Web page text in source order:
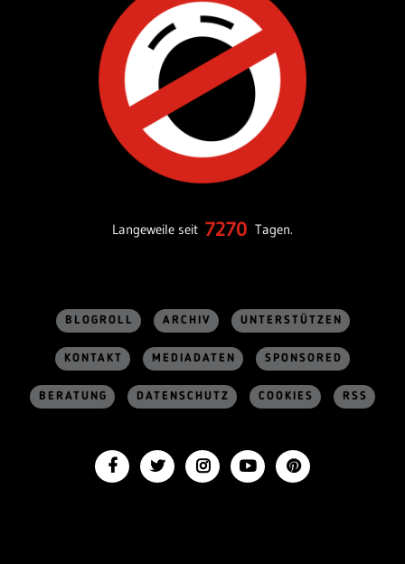
Langeweile seit 7270 Tagen.
BLOGROLL ARCHIV UNTERSTÜTZEN
KONTAKT MEDIADATEN SPONSORED
BERATUNG DATENSCHUTZ COOKIES RSS